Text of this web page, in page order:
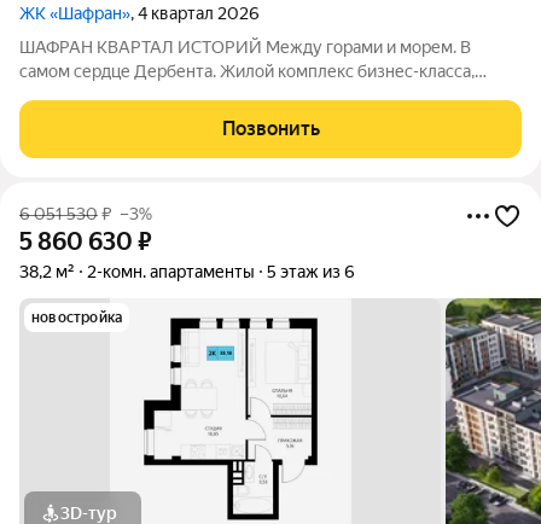
ЖК «Шафран», 4 квартал 2026
ШАФРАН КВАРТАЛ ИСТОРИЙ Между горами и морем. В
самом сердце Дербента. Жилой комплекс бизнес-класса,
атмосферу древнего города. Расположен в историческом
Позвонить
6 051 530₽ –3%
5 860 630 ₽
38,2 м² 2-комн. апартаменты 5 этаж из 6
новостройка
3D-тур